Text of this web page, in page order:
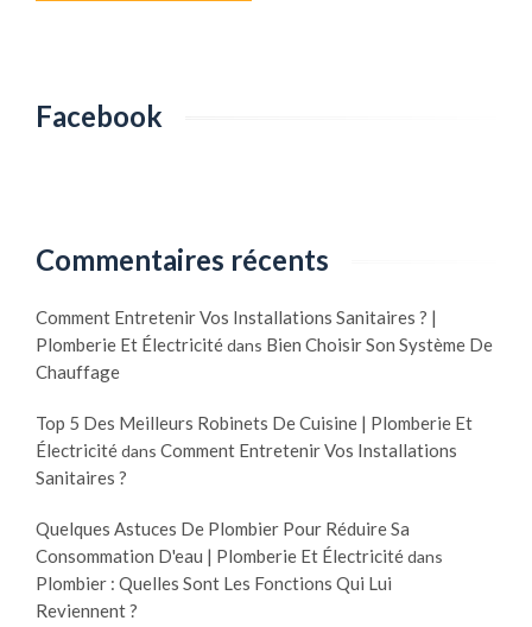
Facebook
Commentaires récents
Comment Entretenir Vos Installations Sanitaires ? |
Plomberie Et Électricitédans Bien Choisir Son Système De
Chauffage
Top 5 Des Meilleurs Robinets De Cuisine | Plomberie Et
Électricitédans Comment Entretenir Vos Installations
Sanitaires ?
Quelques Astuces De Plombier Pour Réduire Sa
Consommation D'eau | Plomberie Et Électricitédans
Plombier : Quelles Sont Les Fonctions Qui Lui
Reviennent ?